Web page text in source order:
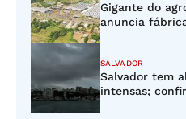
Gigante do
anuncia
SALVADOR
Salvador tem
intensas;